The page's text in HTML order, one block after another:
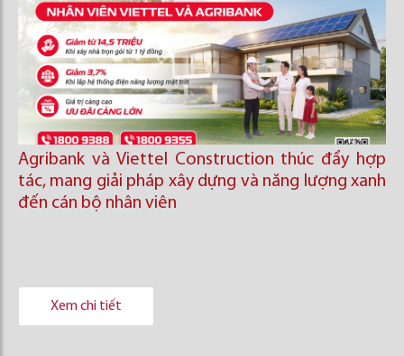
Agribank và Viettel Construction thúc đẩy hợp
tác, mang giải pháp xây dựng và năng lượng xanh
đến cán bộ nhân viên
Xem chi tiết